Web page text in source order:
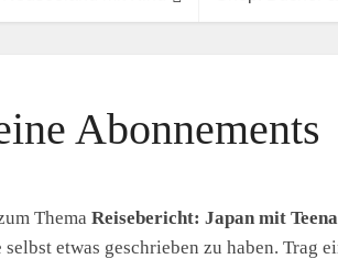
Abonnements
Thema Reisebericht: Japan mit
etwas geschrieben zu haben. Trag